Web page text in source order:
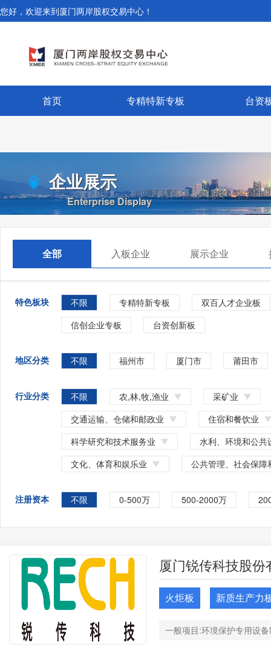
您好，欢迎来到厦门两岸股权交易中心！
首页 专精特新专板 台资
企业展示
Enterprise Display
全部 入板企业 展示企业
特色板块 不限 专精特新专板
双百人才企业板
信创企业专板
台资创新板
地区分类 不限 福州市 厦门市 莆田市
行业分类 不限 农,林,牧,渔业
采矿业
交通运输、仓储和邮政业
住宿和餐饮业
科学研究和技术服务业
水利、环境和公
文化、体育和娱乐业
公共管理、社会保
注册资本 不限 0-500万 500-2000万
厦门锐传科技股份
火炬板 新质生产力